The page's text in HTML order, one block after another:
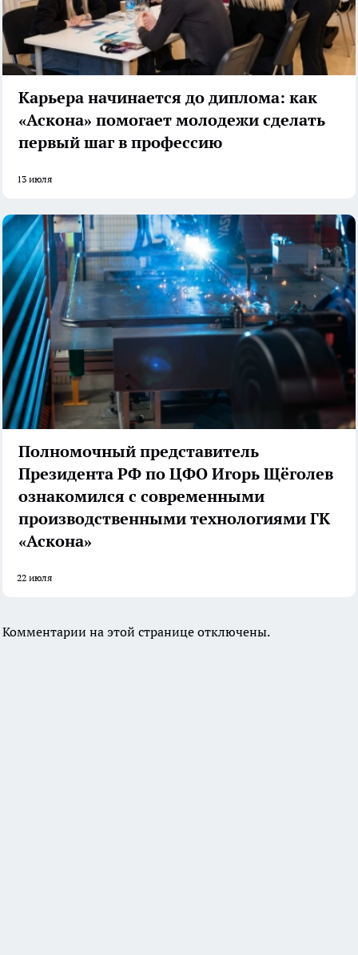
Карьера начинается до диплома: как
«Аскона» помогает молодежи сделать
первый шаг в профессию
13 июля
Полномочный представитель
Президента РФ по ЦФО Игорь Щёголев
ознакомился с современными
производственными технологиями ГК
«Аскона»
22 июля
Комментарии на этой странице отключены.